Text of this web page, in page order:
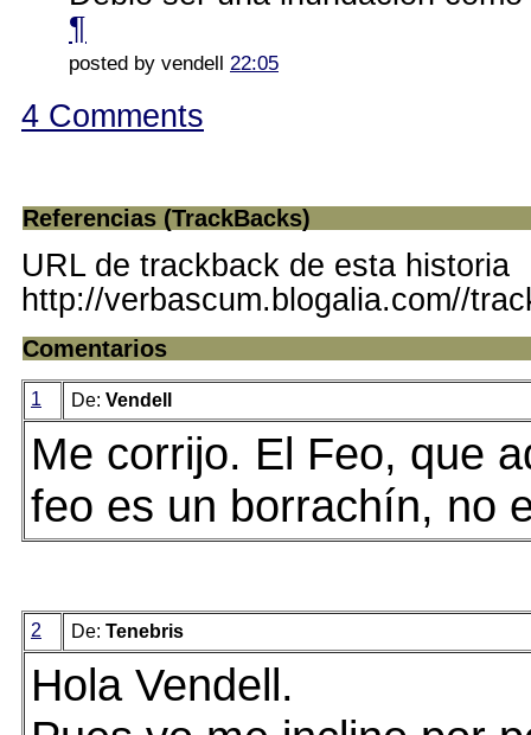
¶
posted by vendell 22:05
4 Comments
Referencias (TrackBacks)
URL de trackback de esta historia
http://verbascum.blogalia.com//
Comentarios
1 De: Vendell
Me corrijo. El Feo, que
feo es un borrachín, no
2 De: Tenebris
Hola Vendell.